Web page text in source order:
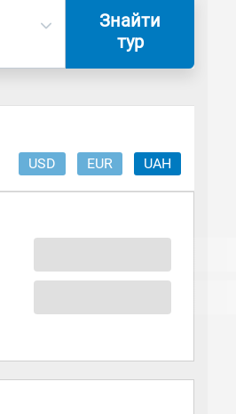
Знайти
тур
USD EUR UAH